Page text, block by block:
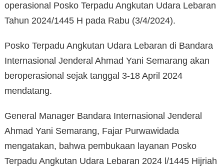
operasional Posko Terpadu Angkutan Udara Lebaran
Tahun 2024/1445 H pada Rabu (3/4/2024).
Posko Terpadu Angkutan Udara Lebaran di Bandara
Internasional Jenderal Ahmad Yani Semarang akan
beroperasional sejak tanggal 3-18 April 2024
mendatang.
General Manager Bandara Internasional Jenderal
Ahmad Yani Semarang, Fajar Purwawidada
mengatakan, bahwa pembukaan layanan Posko
Terpadu Angkutan Udara Lebaran 2024 l/1445 Hijriah